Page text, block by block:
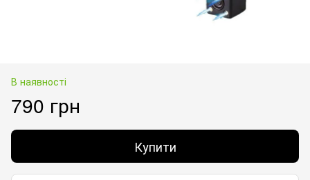
В наявності
790 грн
Купити